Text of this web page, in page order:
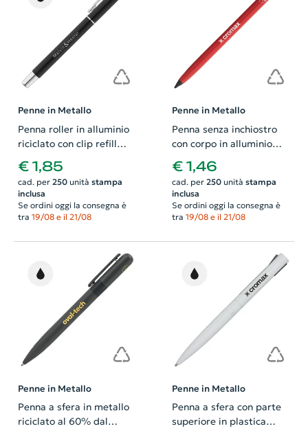
Penne in Metallo
Penna roller in alluminio
riciclato con clip refill
nero
€ 1,85
cad. per 250unità stampa
inclusa
Se ordini oggi la consegna è
tra 19/08 e il 21/08
Penne in Metallo
Penna senza inchiostro
con corpo in alluminio
riciclato
€ 1,46
cad. per 250unità stampa
inclusa
Se ordini oggi la consegna è
tra 19/08 e il 21/08
Penne in Metallo
Penna a sfera in metallo
riciclato al 60% dal
Penne in Metallo
Penna a sfera con parte
superiore in plastica